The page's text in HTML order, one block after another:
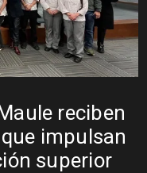
la
el Paso
a Los